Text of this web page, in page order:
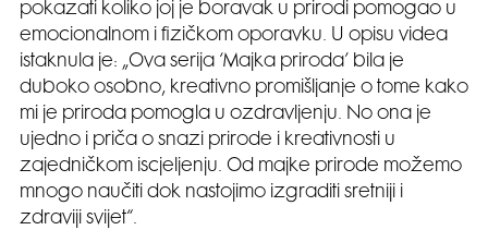
pokazati koliko joj je boravak u prirodi pomogao u
emocionalnom i fizičkom oporavku. U opisu videa
istaknula je: „Ova serija ‘Majka priroda’ bila je
duboko osobno, kreativno promišljanje o tome kako
mi je priroda pomogla u ozdravljenju. No ona je
ujedno i priča o snazi prirode i kreativnosti u
zajedničkom iscjeljenju. Od majke prirode možemo
mnogo naučiti dok nastojimo izgraditi sretniji i
zdraviji svijet“.